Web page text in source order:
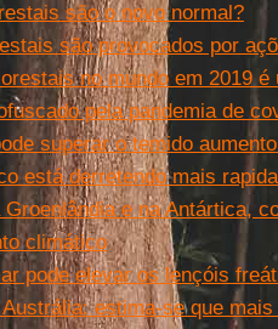
são o novo normal?
são provocados por
no mundo em 2019 é
pela pandemia de
superar o temido
está derretendo mais
e na Antártica,
climático
pode elevar os lençóis
estima-se que